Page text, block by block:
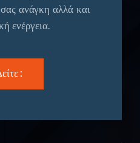
ανάγκη αλλά και
ενέργεια.
: